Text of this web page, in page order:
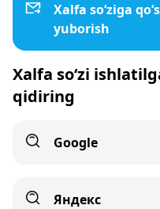
Xalfa so‘ziga
yuborish
Xalfa so‘zi
qidiring
Google
Яндекс